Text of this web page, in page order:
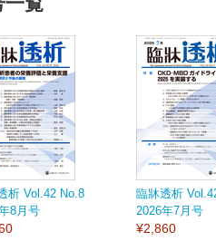
析 Vol.42 No.8
8月号
臨牀透析
2026年7月号
¥2,860